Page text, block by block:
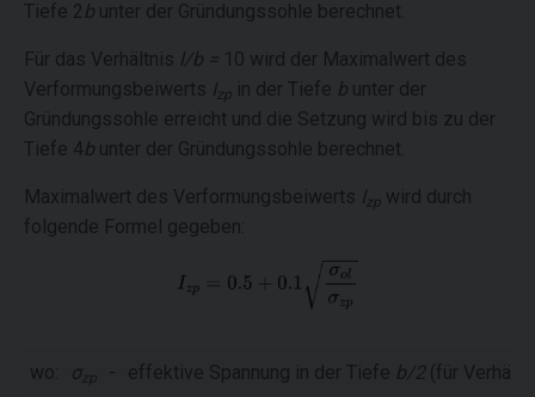
Tiefe 2 b unter der Gründungssohle berechnet.
Für das Verhältnis l/b =
10 wird der Maximalwert des
Verformungsbeiwerts Izp in der Tiefe b unter der
Gründungssohle erreicht und die Setzung wird bis zu der
Tiefe 4 b unter der Gründungssohle berechnet.
Maximalwert des Verformungsbeiwerts Izp wird durch
folgende Formel gegeben:
wo: σ zp - effektive Spannung in der Tiefe b/2(für